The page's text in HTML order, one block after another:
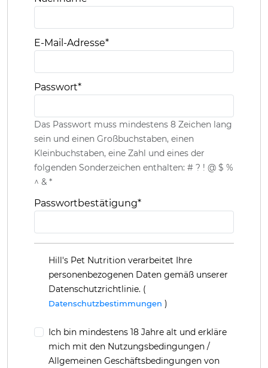
E-Mail-Adresse*
Passwort*
Das Passwort muss mindestens 8 Zeichen lang
sein und einen Großbuchstaben, einen
Kleinbuchstaben, eine Zahl und eines der
folgenden Sonderzeichen enthalten: # ? ! @ $ %
^ & *
Passwortbestätigung*
Hill's Pet Nutrition verarbeitet Ihre
personenbezogenen Daten gemäß unserer
Datenschutzrichtlinie. (
Datenschutzbestimmungen )
Ich bin mindestens 18 Jahre alt und erkläre
mich mit den Nutzungsbedingungen /
Allgemeinen Geschäftsbedingungen von